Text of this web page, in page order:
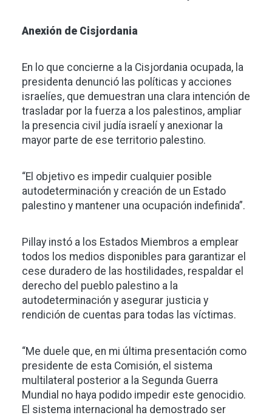
Anexión de Cisjordania
En lo que concierne a la Cisjordania ocupada, la
presidenta denunció las políticas y acciones
israelíes, que demuestran una clara intención de
trasladar por la fuerza a los palestinos, ampliar
la presencia civil judía israelí y anexionar la
mayor parte de ese territorio palestino.
“El objetivo es impedir cualquier posible
autodeterminación y creación de un Estado
palestino y mantener una ocupación indefinida”.
Pillay instó a los Estados Miembros a emplear
todos los medios disponibles para garantizar el
cese duradero de las hostilidades, respaldar el
derecho del pueblo palestino a la
autodeterminación y asegurar justicia y
rendición de cuentas para todas las víctimas.
“Me duele que, en mi última presentación como
presidente de esta Comisión, el sistema
multilateral posterior a la Segunda Guerra
Mundial no haya podido impedir este genocidio.
El sistema internacional ha demostrado ser